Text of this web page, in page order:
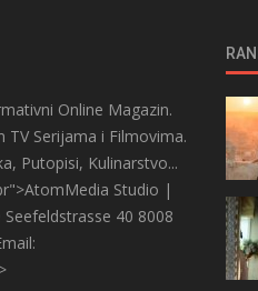
Online Magazin.
Serijama i Filmovima.
Putopisi, Kulinarstvo...
Studio |
40 8008